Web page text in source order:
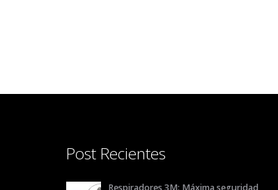
Post Recientes
Respiradores 3M: Máxima seguridad